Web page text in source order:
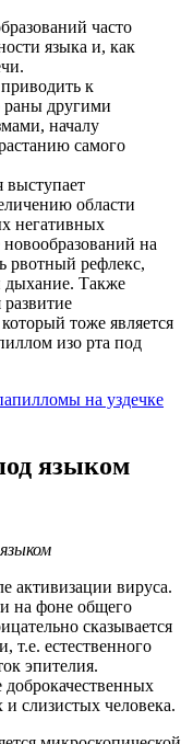
часто
языка и, как
к
другими
началу
самого
выступает
области
негативных
новообразований на
рвотный рефлекс,
дыхание. Также
тоже является
изо рта под
на уздечке
языком
активизации вируса.
на фоне общего
сказывается
т.е. естественного
эпителия.
доброкачественных
слизистых человека.